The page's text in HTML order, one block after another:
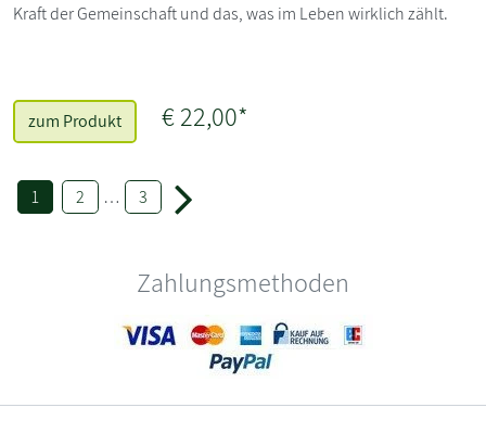
Kraft der Gemeinschaft und das, was im Leben wirklich zählt.
zum Produkt € 22,00*
1 2 … 3
Zahlungsmethoden